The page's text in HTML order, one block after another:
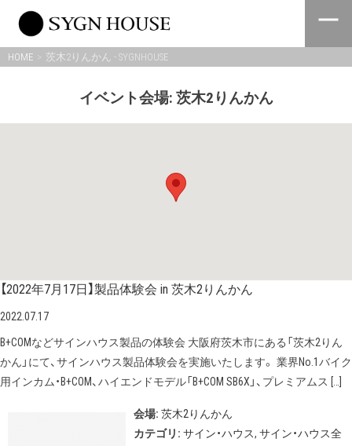
content
HOME 茨木2りんかん - SYGNHOUSE
イベント会場: 茨木2りんかん
【2022年7月17日】製品体験会 in 茨木2りんかん
2022.07.17
B+COMなどサインハウス製品の体験会 大阪府茨木市にある「茨木2りん
かん」にて、サインハウス製品体験会を実施いたします。 業界No.1バイク
用インカム・B+COM、ハイエンドモデル「B+COM SB6X」、プレミアムス […]
会場: 茨木2りんかん
カテゴリ: サイン・ハウス, サイン・ハウス全